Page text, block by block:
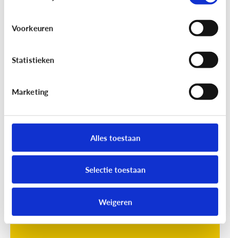
Voorkeuren
Statistieken
Marketing
Alles toestaan
Selectie toestaan
Weigeren
[Online quiz]Waar is schermtijd